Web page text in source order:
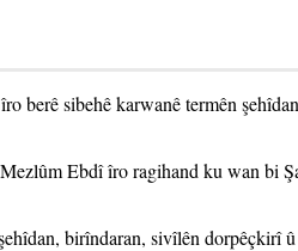
berê sibehê karwanê termên
Ebdî îro ragihand ku wan bi
birîndaran, sivîlên dorpêçkirî